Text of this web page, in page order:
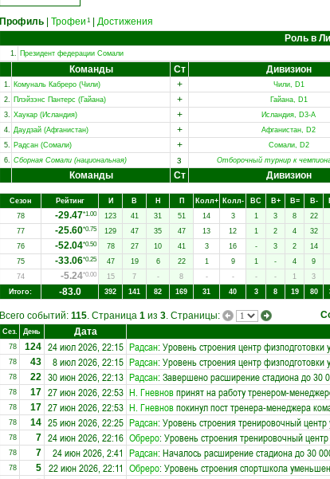
Профиль Трофеи 1 Достижения
Роль в
1. Президент федерации Сомали
Команды Ст Дивизион
1. Комуналь Кабреро (Чили) + Чили, D1
2. Плэйзэнс Пантерс (Гайана) + Гайана, D1
3. Хаукар (Исландия) + Исландия, D3-A
4. Даудзай (Афганистан) + Афганистан, D2
5. Радсан (Сомали) + Сомали, D2
6. Сборная Сомали (национальная) з Отборочный турнир к
Команды Ст Дивизион
Сезон Рейтинг И В Н П Колл+ Колл- ВC В+ В= В-
78
-29.47*1.00 123 41 31 51 14 3 1 3 8 22
77
-25.60*0.75 129 47 35 47 13 12 1 2 4 32
76
-52.04*0.50 78 27 10 41 3 16 - 3 2 14
75
-33.06*0.25 47 19 6 22 1 9 1 - 4 9
74
-5.24*0.00 15 7 - 8 - - - - 1 3
Итого:
-83.0 392 141 82 169 31 40 3 8 19 80
Всего событий: 115. Страница 1 из 3. Страницы:
Сез. День Дата
78 124 24 июл 2026, 22:15 Радсан: Уровень строения центр физподготовки
78 43 8 июл 2026, 22:15 Радсан: Уровень строения центр физподготовки
78 22 30 июн 2026, 22:13 Радсан: Завершено расширение стадиона до 30
78 17 27 июн 2026, 22:53 Н. Гневновпринят на работу тренером-
78 17 27 июн 2026, 22:53 Н. Гневновпокинул пост тренера-менеджера
78 14 25 июн 2026, 22:25 Радсан: Уровень строения тренировочный
78 7 24 июн 2026, 22:16 Обреро: Уровень строения тренировочный
78 7 24 июн 2026, 2:41 Радсан: Началось расширение стадиона до 30
78 5 22 июн 2026, 22:11 Обреро: Уровень строения спортшкола